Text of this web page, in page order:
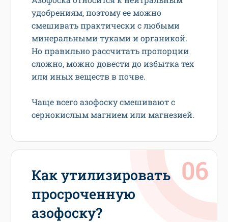
удобрениям, поэтому ее можно
смешивать практически с любыми
минеральными туками и органикой.
Но правильно рассчитать пропорции
сложно, можно довести до избытка тех
или иных веществ в почве.
Чаще всего азофоску смешивают с
сернокислым магнием или магнезией.
Как утилизировать
просроченную
азофоску?